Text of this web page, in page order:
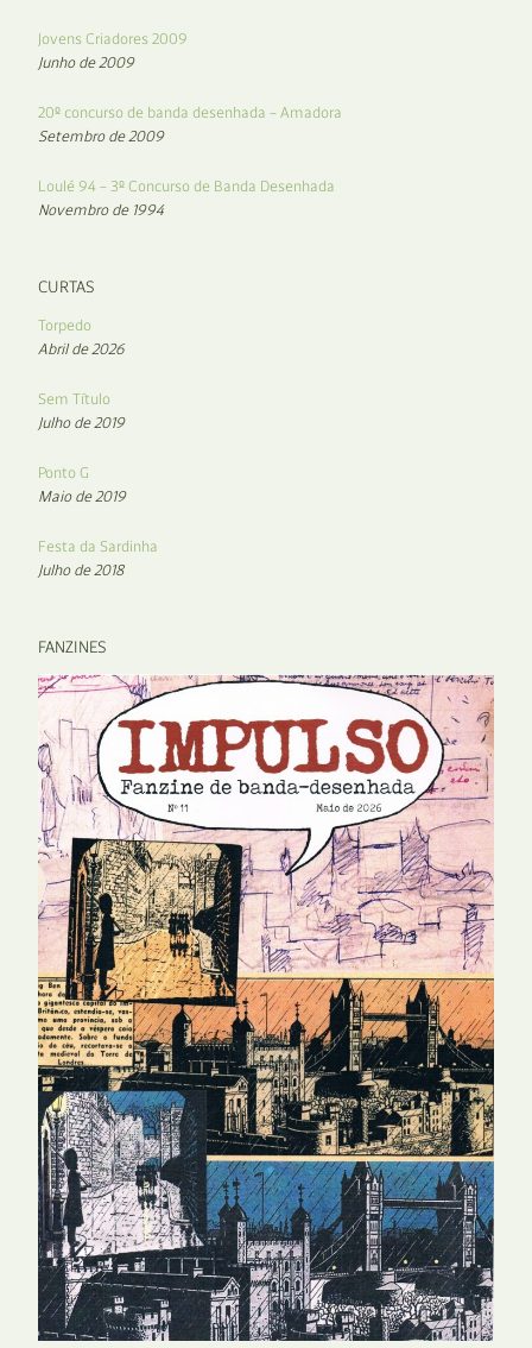
Jovens Criadores 2009
Junho de 2009
20º concurso de banda desenhada – Amadora
Setembro de 2009
Loulé 94 – 3º Concurso de Banda Desenhada
Novembro de 1994
CURTAS
Torpedo
Abril de 2026
Sem Título
Julho de 2019
Ponto G
Maio de 2019
Festa da Sardinha
Julho de 2018
FANZINES